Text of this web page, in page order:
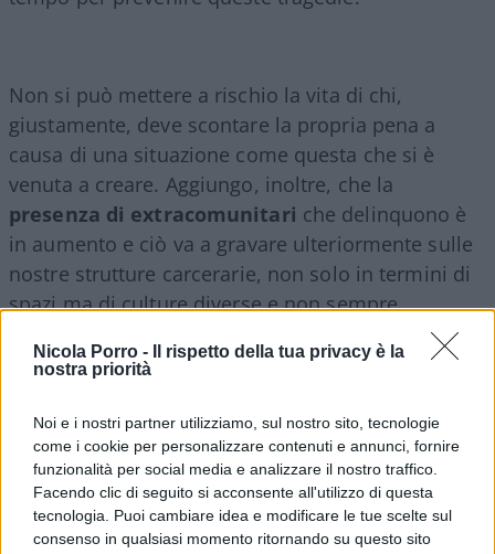
Nicola Porro -
Il rispetto della tua privacy è la
nostra priorità
Noi e i nostri partner utilizziamo, sul nostro sito, tecnologie
come i cookie per personalizzare contenuti e annunci, fornire
funzionalità per social media e analizzare il nostro traffico.
Facendo clic di seguito si acconsente all'utilizzo di questa
tecnologia. Puoi cambiare idea e modificare le tue scelte sul
consenso in qualsiasi momento ritornando su questo sito
Non si può mettere a rischio la vita di chi,
giustamente, deve scontare la propria pena a
causa di una situazione come questa che si è
venuta a creare. Aggiungo, inoltre, che la
presenza di extracomunitari che delinquono è
in aumento e ciò va a gravare ulteriormente sulle
nostre strutture carcerarie, non solo in termini di
spazi ma di culture diverse e non sempre
Nonostante il crescente numero di suicidi e il
sovraffollamento cronico, le risposte della politica
sono spesso inadeguate. Le misure proposte,
come la costruzione di nuove carceri o l’aumento